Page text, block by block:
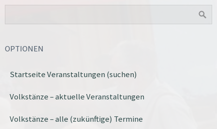
OPTIONEN
Startseite Veranstaltungen (suchen)
Volkstänze – aktuelle Veranstaltungen
Volkstänze – alle (zukünftige) Termine